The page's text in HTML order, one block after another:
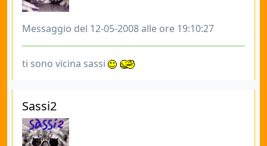
Messaggio del 12-05-2008 alle ore 19:10:27
ti sono vicina sassi
Sassi2